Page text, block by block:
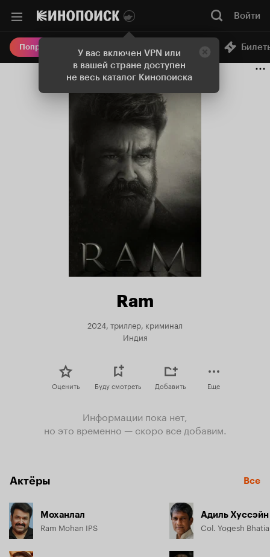
У вас включен VPN или
в вашей стране доступен
не весь каталог Кинопоиска
Войти
Попробовать Плюс Онлайн-кинотеатр
Ram
2024, триллер, криминал
Индия
Оценить Буду смотреть Добавить Еще
Информации пока нет,
но это временно — скоро все добавим.
Актёры Все
Моханлал
Ram Mohan IPS
Адиль Хуссэйн
Col. Yogesh Bhatia